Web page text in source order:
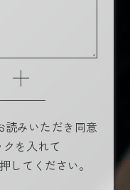
読みいただき同意
を入れて
してください。